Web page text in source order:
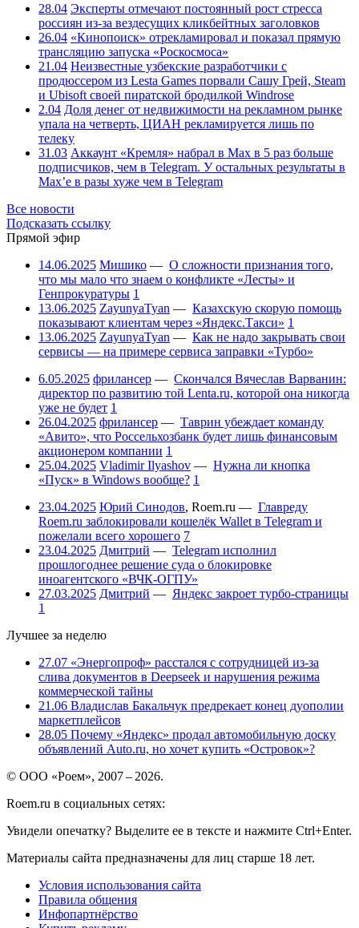
28.04 Эксперты отмечают постоянный рост стресса
россиян из-за вездесущих кликбейтных заголовков
26.04 «Кинопоиск» отрекламировал и показал прямую
трансляцию запуска «Роскосмоса»
21.04 Неизвестные узбекские разработчики с
продюссером из Lesta Games порвали Сашу Грей, Steam
и Ubisoft своей пиратской бродилкой Windrose
2.04 Доля денег от недвижимости на рекламном рынке
упала на четверть, ЦИАН рекламируется лишь по
телеку
31.03 Аккаунт «Кремля» набрал в Max в 5 раз больше
подписчиков, чем в Telegram. У остальных результаты в
Max’е в разы хуже чем в Telegram
Все новости
Подсказать ссылку
Прямой эфир
14.06.2025 Мишико — О сложности признания того,
что мы мало что знаем о конфликте «Лесты» и
Генпрокуратуры 1
13.06.2025 ZayunyaTyan — Казахскую скорую помощь
показывают клиентам через «Яндекс.Такси» 1
13.06.2025 ZayunyaTyan — Как не надо закрывать свои
сервисы — на примере сервиса заправки «Турбо»
6.05.2025 фрилансер — Скончался Вячеслав Варванин:
директор по развитию той Lenta.ru, которой она никогда
уже не будет 1
26.04.2025 фрилансер — Таврин убеждает команду
«Авито», что Россельхозбанк будет лишь финансовым
акционером компании 1
25.04.2025 Vladimir Ilyashov — Нужна ли кнопка
«Пуск» в Windows вообще? 1
23.04.2025 Юрий Синодов, Roem.ru — Главреду
Roem.ru заблокировали кошелёк Wallet в Telegram и
пожелали всего хорошего 7
23.04.2025 Дмитрий — Telegram исполнил
прошлогоднее решение суда о блокировке
иноагентского «ВЧК-ОГПУ»
27.03.2025 Дмитрий — Яндекс закроет турбо-страницы
1
Лучшее за неделю
27.07 «Энергопроф» расстался с сотрудницей из-за
слива документов в Deepseek и нарушения режима
коммерческой тайны
21.06 Владислав Бакальчук предрекает конец дуополии
маркетплейсов
28.05 Почему «Яндекс» продал автомобильную доску
объявлений Auto.ru, но хочет купить «Островок»?
© ООО «Роем», 2007 – 2026.
Roem.ru в социальных сетях:
Увидели опечатку? Выделите ее в тексте и нажмите Ctrl+Enter.
Материалы сайта предназначены для лиц старше 18 лет.
Условия использования сайта
Правила общения
Инфопартнёрство